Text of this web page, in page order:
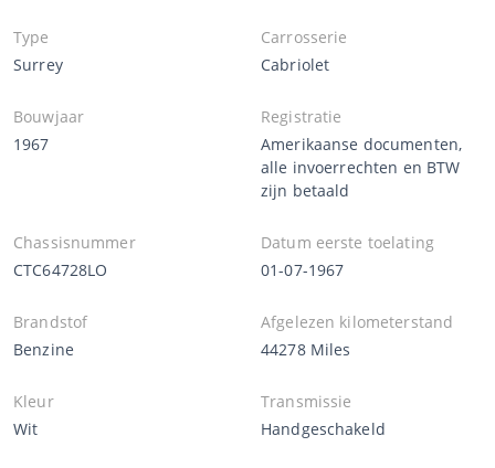
Type
Surrey
Carrosserie
Cabriolet
Bouwjaar
1967
Registratie
Amerikaanse documenten,
alle invoerrechten en BTW
zijn betaald
Chassisnummer
CTC64728LO
Datum eerste toelating
01-07-1967
Brandstof
Benzine
Afgelezen kilometerstand
44278 Miles
Kleur
Wit
Transmissie
Handgeschakeld